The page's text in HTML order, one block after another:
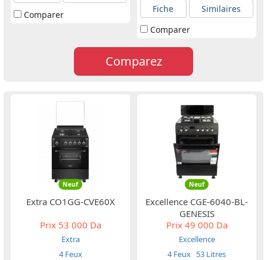
Comparer
Fiche
Similaires
Comparer
Comparez
Neuf
Extra CO1GG-CVE60X
Prix53 000 Da
Extra
4 Feux
Neuf
Excellence CGE-6040-BL-
GENESIS
Prix49 000 Da
Excellence
4 Feux 53 Litres